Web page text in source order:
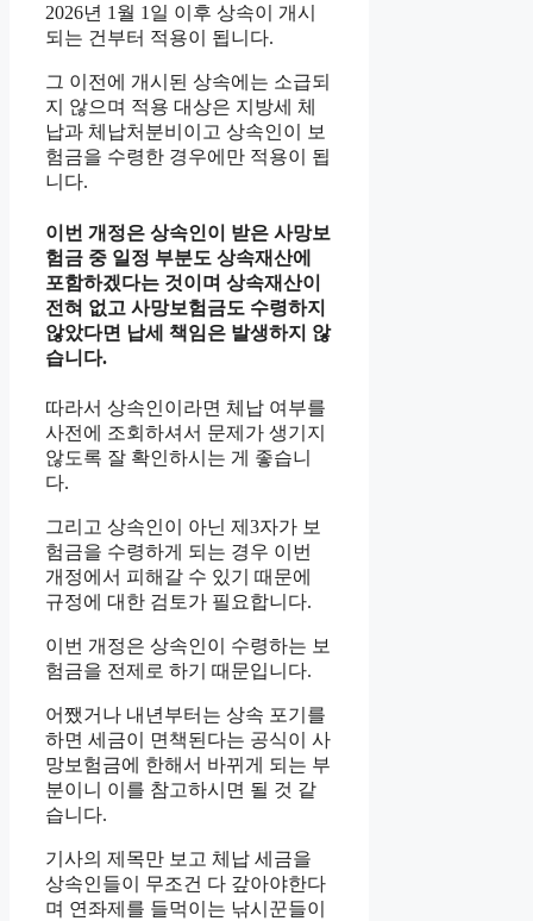
2026년 1월 1일 이후 상속이 개시
되는 건부터 적용이 됩니다.
그 이전에 개시된 상속에는 소급되
지 않으며 적용 대상은 지방세 체
납과 체납처분비이고 상속인이 보
험금을 수령한 경우에만 적용이 됩
니다.
이번 개정은 상속인이 받은 사망보
험금 중 일정 부분도 상속재산에
포함하겠다는 것이며 상속재산이
전혀 없고 사망보험금도 수령하지
않았다면 납세 책임은 발생하지 않
습니다.
따라서 상속인이라면 체납 여부를
사전에 조회하셔서 문제가 생기지
않도록 잘 확인하시는 게 좋습니
다.
그리고 상속인이 아닌 제3자가 보
험금을 수령하게 되는 경우 이번
개정에서 피해갈 수 있기 때문에
규정에 대한 검토가 필요합니다.
이번 개정은 상속인이 수령하는 보
험금을 전제로 하기 때문입니다.
어쨌거나 내년부터는 상속 포기를
하면 세금이 면책된다는 공식이 사
망보험금에 한해서 바뀌게 되는 부
분이니 이를 참고하시면 될 것 같
습니다.
기사의 제목만 보고 체납 세금을
상속인들이 무조건 다 갚아야한다
며 연좌제를 들먹이는 낚시꾼들이